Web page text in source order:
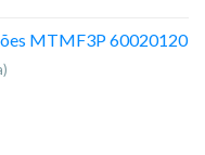
MTMF3P 60020120